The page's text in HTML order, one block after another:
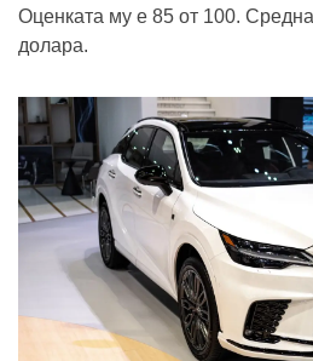
Оценката му е 85 от 100.
долара.